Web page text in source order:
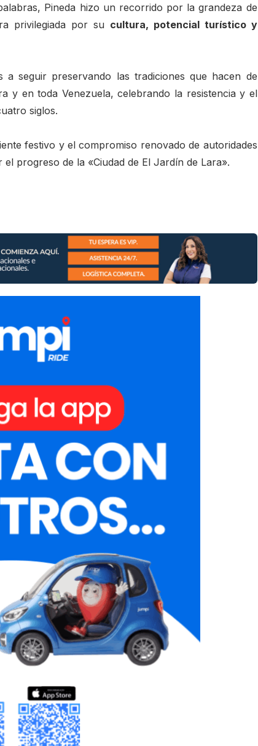
Pineda hizo un recorrido por la grandeza de
privilegiada por su cultura, potencial turístico y
a seguir preservando las tradiciones que hacen de
y en toda Venezuela, celebrando la resistencia y el
siglos.
festivo y el compromiso renovado de autoridades
progreso de la «Ciudad de El Jardín de Lara».